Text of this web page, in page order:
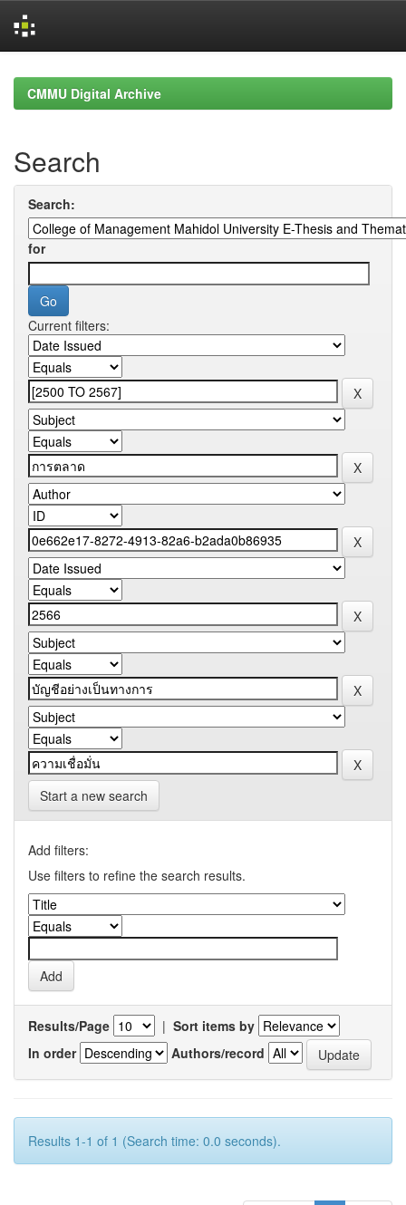
navigationCMMU Digital Archive
Search
Search:
for
Current filters:
Start a new search
Add filters:
Use filters to refine the search results.
Results/Page | Sort items by
In order
Authors/record
Results 1-1 of 1 (Search time: 0.0 seconds).